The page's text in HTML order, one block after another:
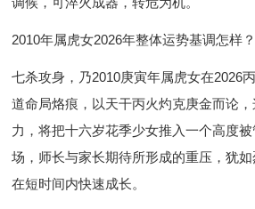
2010年属虎女2026年整体运势基调怎样？
七杀攻身，乃2010庚寅年属虎女在2026
道命局烙痕，以天干丙火灼克庚金而论
力，将把十六岁花季少女推入一个高度
场，师长与家长期待所形成的重压，犹
在短时间内快速成长。